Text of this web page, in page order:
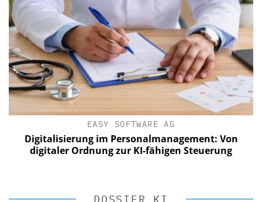
EASY SOFTWARE AG
Digitalisierung im Personalmanagement: Von
digitaler Ordnung zur KI-fähigen Steuerung
DOSSIER KI